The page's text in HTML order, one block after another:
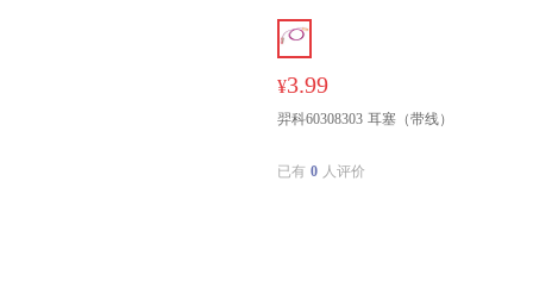
¥3.99
羿科60308303 耳塞（带线）
已有 0 人评价